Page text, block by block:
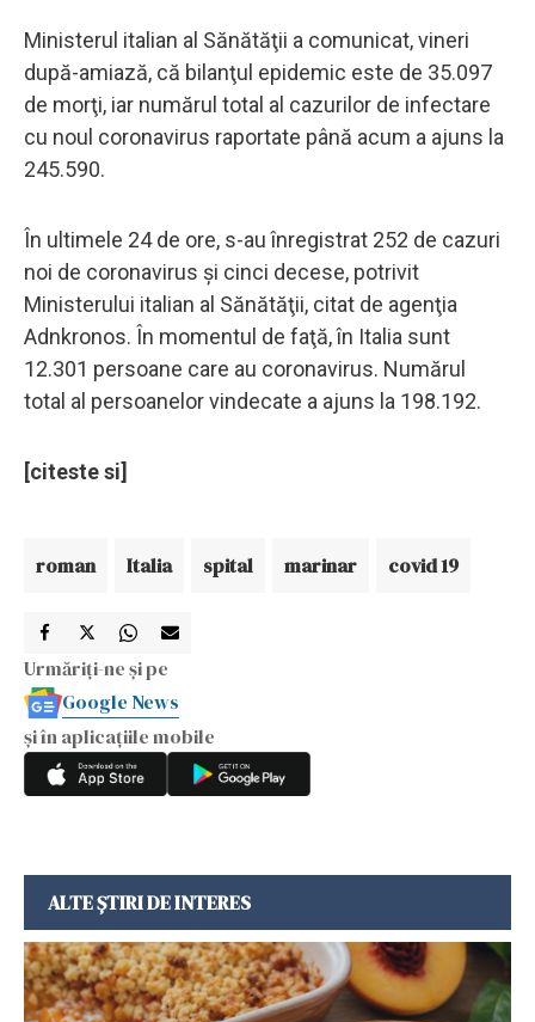
Ministerul italian al Sănătăţii a comunicat, vineri
după-amiază, că bilanţul epidemic este de 35.097
de morţi, iar numărul total al cazurilor de infectare
cu noul coronavirus raportate până acum a ajuns la
245.590.
În ultimele 24 de ore, s-au înregistrat 252 de cazuri
noi de coronavirus şi cinci decese, potrivit
Ministerului italian al Sănătăţii, citat de agenţia
Adnkronos. În momentul de faţă, în Italia sunt
12.301 persoane care au coronavirus. Numărul
total al persoanelor vindecate a ajuns la 198.192.
[citeste si]
roman Italia spital marinar covid 19
Urmăriți-ne și pe
Google News
și în aplicațiile mobile
ALTE ȘTIRI DE INTERES